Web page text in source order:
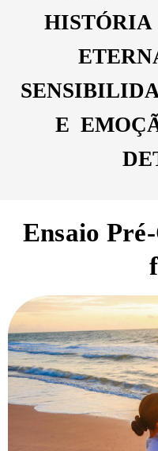
E
Ensaio